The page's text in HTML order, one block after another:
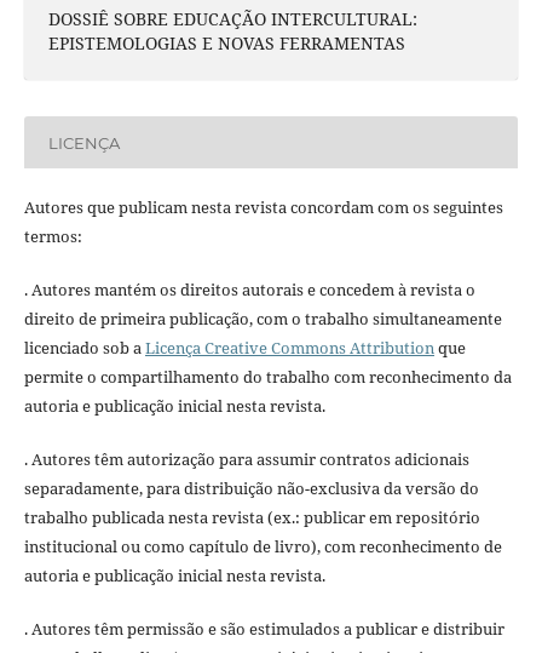
DOSSIÊ SOBRE EDUCAÇÃO INTERCULTURAL:
EPISTEMOLOGIAS E NOVAS FERRAMENTAS
LICENÇA
Autores que publicam nesta revista concordam com os seguintes
termos:
. Autores mantém os direitos autorais e concedem à revista o
direito de primeira publicação, com o trabalho simultaneamente
licenciado sob aLicença Creative Commons Attributionque
permite o compartilhamento do trabalho com reconhecimento da
autoria e publicação inicial nesta revista.
. Autores têm autorização para assumir contratos adicionais
separadamente, para distribuição não-exclusiva da versão do
trabalho publicada nesta revista (ex.: publicar em repositório
institucional ou como capítulo de livro), com reconhecimento de
autoria e publicação inicial nesta revista.
. Autores têm permissão e são estimulados a publicar e distribuir